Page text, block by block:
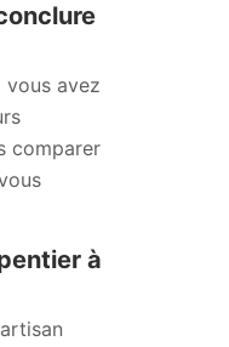
avez
comparer
à